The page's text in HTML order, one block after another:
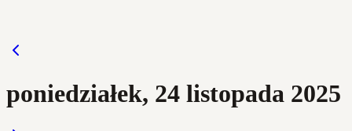
poniedziałek, 24 listopada 2025